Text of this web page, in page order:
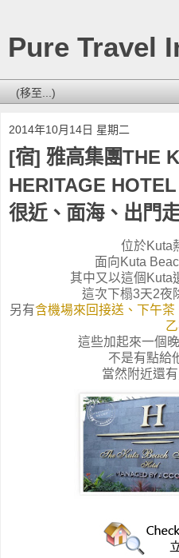
Pure Travel
2014年10月14日 星期二
[宿] 雅高集團THE
HERITAGE
很近、面海、出門
位於Kuta
面向Kuta
其中又以這個Kuta
這次下榻3天2夜
另有含機場來回接送、下午
這些加起來一個
不是有點給
當然附近還